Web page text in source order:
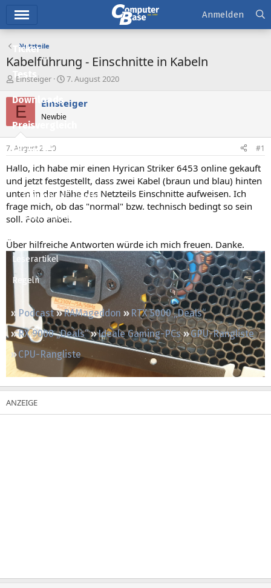
Ticker
Tests
Downloads
Preisvergleich
Forum
Aktuelles
Empfohlene Inhalte
Neue Beiträge
Leserartikel
Regeln
Podcast RAMageddon
RTX 5000 „Deals“
RX 9000 „Deals“
Ideale Gaming-PCs
GPU-Rangliste
CPU-Rangliste
Anmelden
Netzteile
Kabelführung - Einschnitte in Kabeln
E
s
e
l
e
r
Einsteiger
E
s
t
a
7. August 2020
E Einsteiger
Newbie
7. August 2020 #1
Hallo, ich habe mir einen Hyrican Striker 6453 online gekauft
und jetzt festgestellt, dass zwei Kabel (braun und blau) hinten
unten in der Nähe des Netzteils Einschnitte aufweisen. Ich
frage mich, ob das "normal" bzw. technisch bedingt so sein
soll. Foto anbei.
Über hilfreiche Antworten würde ich mich freuen. Danke.